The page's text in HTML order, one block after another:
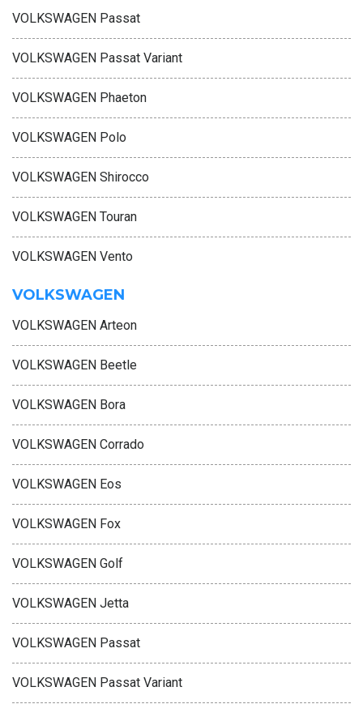
VOLKSWAGEN Passat
VOLKSWAGEN Passat Variant
VOLKSWAGEN Phaeton
VOLKSWAGEN Polo
VOLKSWAGEN Shirocco
VOLKSWAGEN Touran
VOLKSWAGEN Vento
VOLKSWAGEN
VOLKSWAGEN Arteon
VOLKSWAGEN Beetle
VOLKSWAGEN Bora
VOLKSWAGEN Corrado
VOLKSWAGEN Eos
VOLKSWAGEN Fox
VOLKSWAGEN Golf
VOLKSWAGEN Jetta
VOLKSWAGEN Passat
VOLKSWAGEN Passat Variant